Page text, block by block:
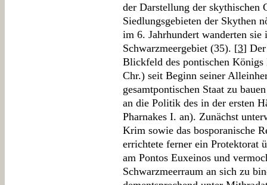
der Darstellung der skythischen
Siedlungsgebieten der Skythen
im 6. Jahrhundert wanderten
Schwarzmeergebiet (35). [3] Der
Blickfeld des pontischen
Chr.) seit Beginn seiner
gesamtpontischen Staat zu
an die Politik des in der ersten
Pharnakes I. an). Zunächst
Krim sowie das bosporanische
errichtete ferner ein Protektorat
am Pontos Euxeinos und
Schwarzmeerraum an sich zu